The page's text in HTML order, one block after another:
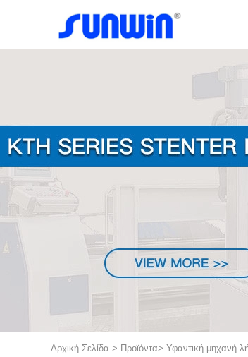
Αρχική Σελίδα > Προϊόντα> Υφαντική μηχανή